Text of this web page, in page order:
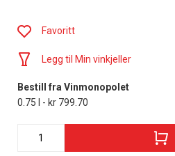
Favoritt
Legg til Min vinkjeller
Bestill fra Vinmonopolet
0.75 l - kr 799.70